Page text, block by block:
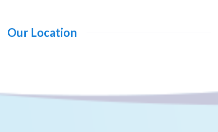
Our Location